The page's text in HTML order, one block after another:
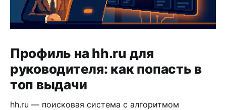
Профиль на hh.ru для
руководителя: как попасть в
топ выдачи
hh.ru — поисковая система с алгоритмом